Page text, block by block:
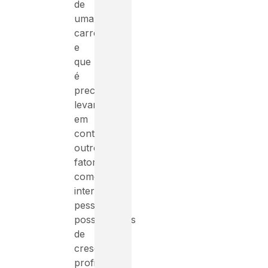
de
uma
carreira,
e
que
é
preciso
levar
em
conta
outros
fatores,
como
interesses
pessoais,
possibilidades
de
crescimento
profissional